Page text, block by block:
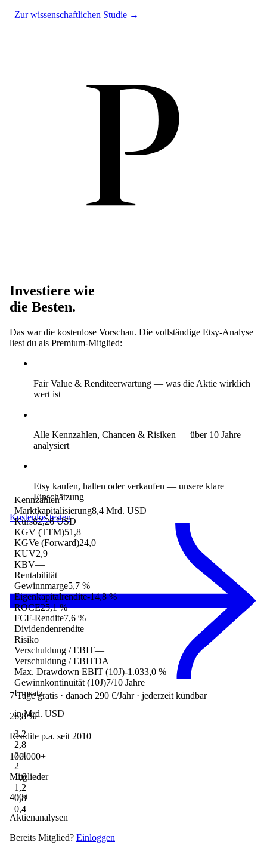
Kennzahlen
Marktkapitalisierung8,4 Mrd. USD
Kurs82,26 USD
KGV (TTM)51,8
KGVe (Forward)24,0
KUV2,9
KBV—
Rentabilität
Gewinnmarge5,7 %
Eigenkapitalrendite-14,8 %
ROCE25,1 %
FCF-Rendite7,6 %
Dividendenrendite—
Risiko
Verschuldung / EBIT—
Verschuldung / EBITDA—
Max. Drawdown EBIT (10J)-1.033,0 %
Gewinnkontinuität (10J)7/10 Jahre
Umsatz
in Mrd. USD
3,2
2,8
2,4
2
1,6
1,2
0,8
0,4
Zur wissenschaftlichen Studie →
Investiere wie
die Besten.
Das war die kostenlose Vorschau. Die vollständige Etsy-Analyse
liest du als Premium-Mitglied:
Fair Value & Renditeerwartung — was die Aktie wirklich
wert ist
Alle Kennzahlen, Chancen & Risiken — über 10 Jahre
analysiert
Etsy kaufen, halten oder verkaufen — unsere klare
Einschätzung
Kostenlos testen
7 Tage gratis · danach 290 €/Jahr · jederzeit kündbar
26,8 %
Rendite p.a. seit 2010
100.000+
Mitglieder
400+
Aktienanalysen
Bereits Mitglied? Einloggen